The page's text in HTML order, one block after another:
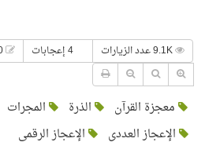
4 إعجابات
معجزة القرآن الذرة المجرات
الإعجاز العددي
الإعجاز الرقمي